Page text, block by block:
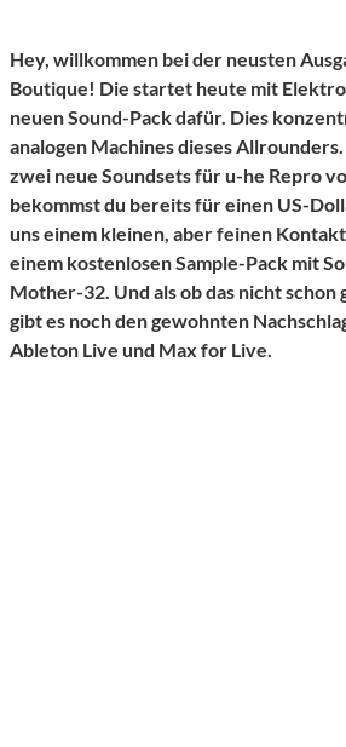
Hey, willkommen bei der neusten
Boutique! Die startet heute mit
neuen Sound-Pack dafür. Dies
analogen Machines dieses
zwei neue Soundsets für u-he Repro
bekommst du bereits für einen US-
uns einem kleinen, aber feinen
einem kostenlosen Sample-Pack mit
Mother-32. Und als ob das nicht schon
gibt es noch den gewohnten
Ableton Live und Max for Live.